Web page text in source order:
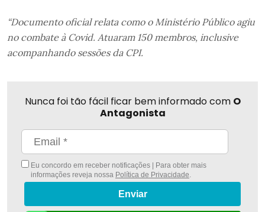
“Documento oficial relata como o Ministério Público agiu
no combate à Covid. Atuaram 150 membros, inclusive
acompanhando sessões da CPI.
Nunca foi tão fácil ficar bem informado com O
Antagonista
Eu concordo em receber notificações | Para obter mais
informações reveja nossa Política de Privacidade.
Enviar